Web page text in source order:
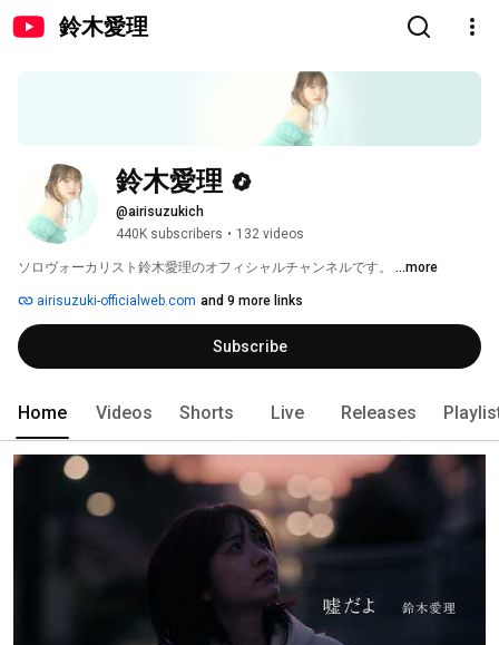
鈴木愛理
鈴木愛理
@airisuzukich
440K subscribers • 132 videos
ソロヴォーカリスト鈴木愛理のオフィシャルチャンネルです。 ...more
airisuzuki-officialweb.com and 9 more links
Subscribe
Home Videos Shorts Live Releases